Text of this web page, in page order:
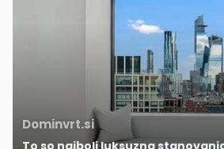
Dominvrt.si